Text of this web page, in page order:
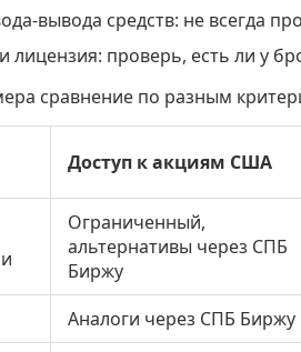
вывода средств: не всегда
лицензия: проверь, есть ли у
сравнение по разным
Доступ к акциям США
Ограниченный,
альтернативы через СПБ
Биржу
Аналоги через СПБ Биржу